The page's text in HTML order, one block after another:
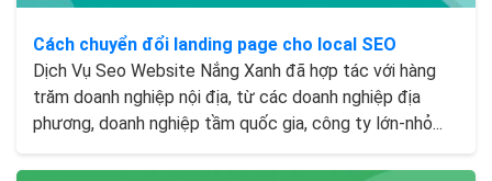
Cách chuyển đổi landing page cho local SEO
Dịch Vụ Seo Website Nắng Xanh đã hợp tác với hàng
trăm doanh nghiệp nội địa, từ các doanh nghiệp địa
phương, doanh nghiệp tầm quốc gia, công ty lớn-nhỏ...